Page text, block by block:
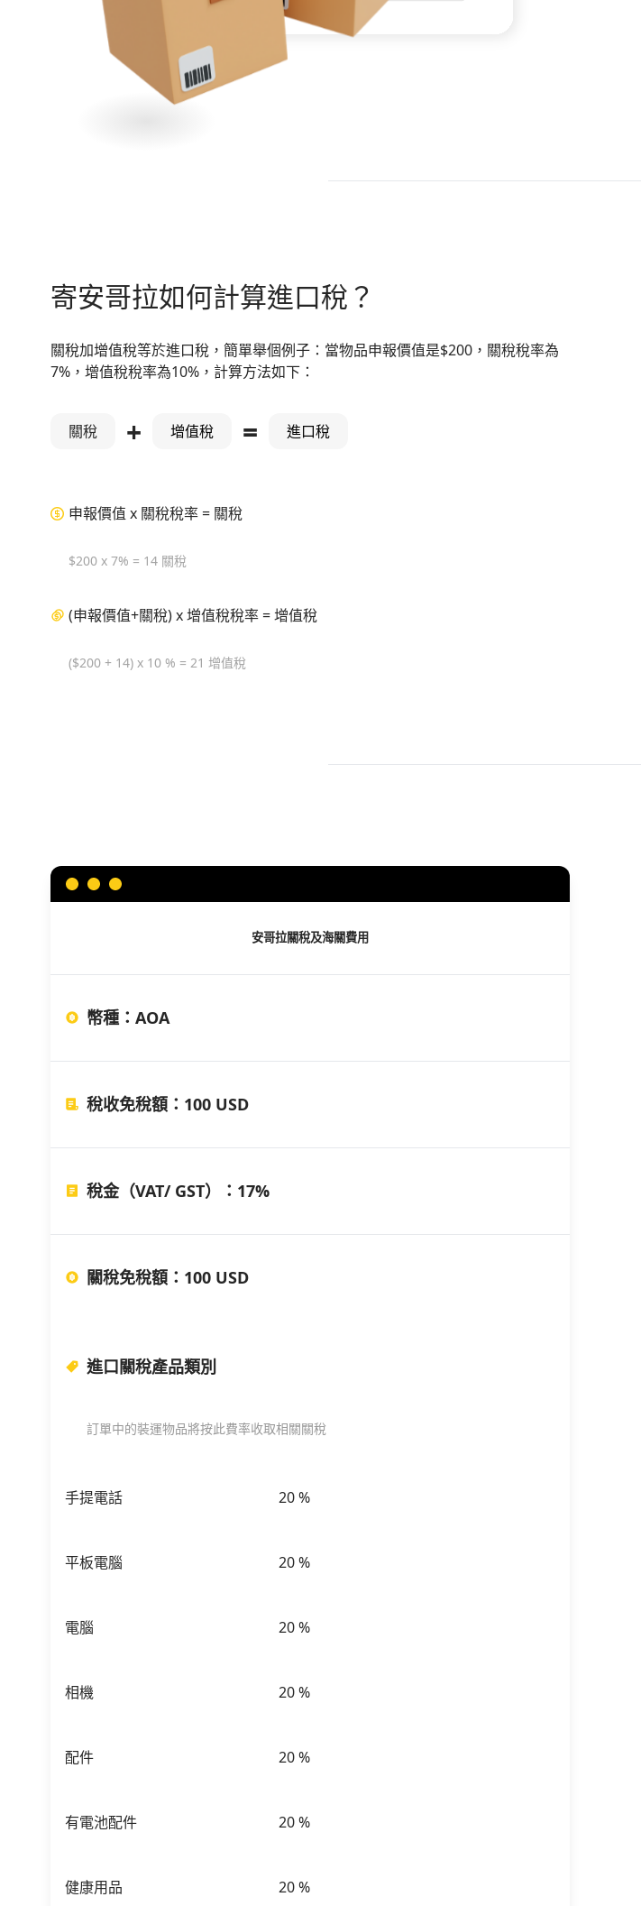
寄安哥拉如何計算進口稅？
關稅加增值稅等於進口稅，簡單舉個例子：當物品申報價值是$200，關稅稅率為
7%，增值稅稅率為10%，計算方法如下：
關稅 + 增值稅 = 進口稅
申報價值 x 關稅稅率 = 關稅
$200 x 7% = 14 關稅
(申報價值+關稅) x 增值稅稅率 = 增值稅
($200 + 14) x 10 % = 21 增值稅
安哥拉關稅及海關費用
幣種 ： AOA
稅收免稅額 ： 100 USD
稅金（VAT/ GST） ： 17%
關稅免稅額 ： 100 USD
進口關稅產品類別
訂單中的裝運物品將按此費率收取相關關稅
手提電話 20%
平板電腦 20%
電腦 20%
相機 20%
配件 20%
有電池配件 20%
健康用品 20%